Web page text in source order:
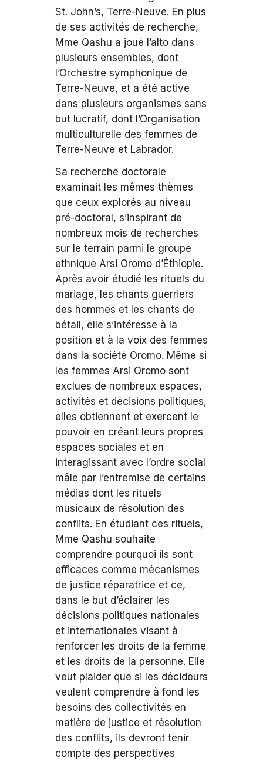
St. John’s, Terre-Neuve. En plus
de ses activités de recherche,
Mme Qashu a joué l’alto dans
plusieurs ensembles, dont
l’Orchestre symphonique de
Terre-Neuve, et a été active
dans plusieurs organismes sans
but lucratif, dont l’Organisation
multiculturelle des femmes de
Terre-Neuve et Labrador.
Sa recherche doctorale
examinait les mêmes thèmes
que ceux explorés au niveau
pré-doctoral, s’inspirant de
nombreux mois de recherches
sur le terrain parmi le groupe
ethnique Arsi Oromo d’Éthiopie.
Après avoir étudié les rituels du
mariage, les chants guerriers
des hommes et les chants de
bétail, elle s’intéresse à la
position et à la voix des femmes
dans la société Oromo. Même si
les femmes Arsi Oromo sont
exclues de nombreux espaces,
activités et décisions politiques,
elles obtiennent et exercent le
pouvoir en créant leurs propres
espaces sociales et en
interagissant avec l’ordre social
mâle par l’entremise de certains
médias dont les rituels
musicaux de résolution des
conflits. En étudiant ces rituels,
Mme Qashu souhaite
comprendre pourquoi ils sont
efficaces comme mécanismes
de justice réparatrice et ce,
dans le but d’éclairer les
décisions politiques nationales
et internationales visant à
renforcer les droits de la femme
et les droits de la personne. Elle
veut plaider que si les décideurs
veulent comprendre à fond les
besoins des collectivités en
matière de justice et résolution
des conflits, ils devront tenir
compte des perspectives